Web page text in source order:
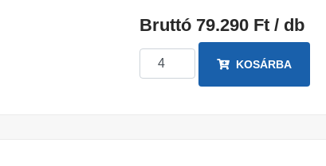
Bruttó 79.290 Ft / db
KOSÁRBA